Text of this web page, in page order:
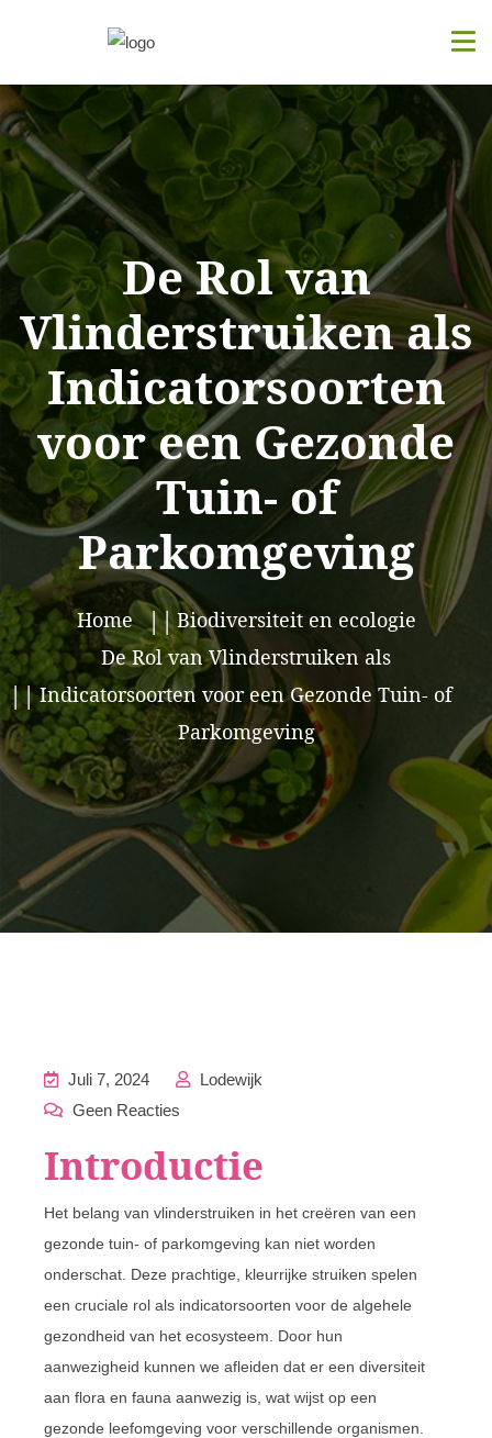
De Rol van
Vlinderstruiken als
Indicatorsoorten
voor een Gezonde
Tuin- of
Parkomgeving
Home
Biodiversiteit en ecologie
De Rol van Vlinderstruiken als
Indicatorsoorten voor een Gezonde Tuin- of
Parkomgeving
Juli 7, 2024
Lodewijk
Geen Reacties
Introductie
Het belang van vlinderstruiken in het creëren van een
gezonde tuin- of parkomgeving kan niet worden
onderschat. Deze prachtige, kleurrijke struiken spelen
een cruciale rol als indicatorsoorten voor de algehele
gezondheid van het ecosysteem. Door hun
aanwezigheid kunnen we afleiden dat er een diversiteit
aan flora en fauna aanwezig is, wat wijst op een
gezonde leefomgeving voor verschillende organismen.